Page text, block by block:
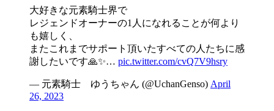
大好きな元素騎士界で
レジェンドオーナーの1人になれることが何より
も嬉しく、
またこれまでサポート頂いたすべての人たちに感
謝したいです🙏✨… pic.twitter.com/cvQ7V9hsry
— 元素騎士 ゆうちゃん (@UchanGenso) April
26, 2023